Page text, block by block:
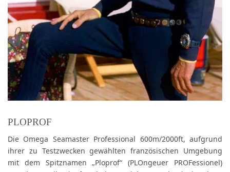
PLOPROF
Die Omega Seamaster Professional 600m/2000ft, aufgrund
ihrer zu Testzwecken gewählten französischen Umgebung
mit dem Spitznamen „Ploprof“ (PLOngeuer PROFessionel)